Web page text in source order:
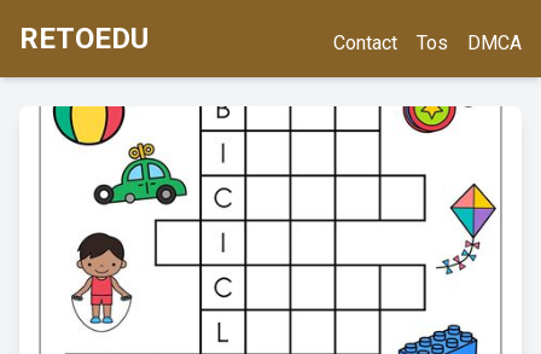
RETOEDU Contact Tos DMCA